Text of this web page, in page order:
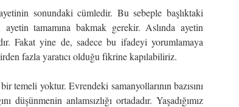
sonundaki cümledir. Bu sebeple başlıktaki
tamamına bakmak gerekir. Aslında ayetin
Fakat yine de, sadece bu ifadeyi yorumlamaya
fazla yaratıcı olduğu fikrine kapılabiliriz.
temeli yoktur. Evrendeki samanyollarının bazısını
düşünmenin anlamsızlığı ortadadır. Yaşadığımız